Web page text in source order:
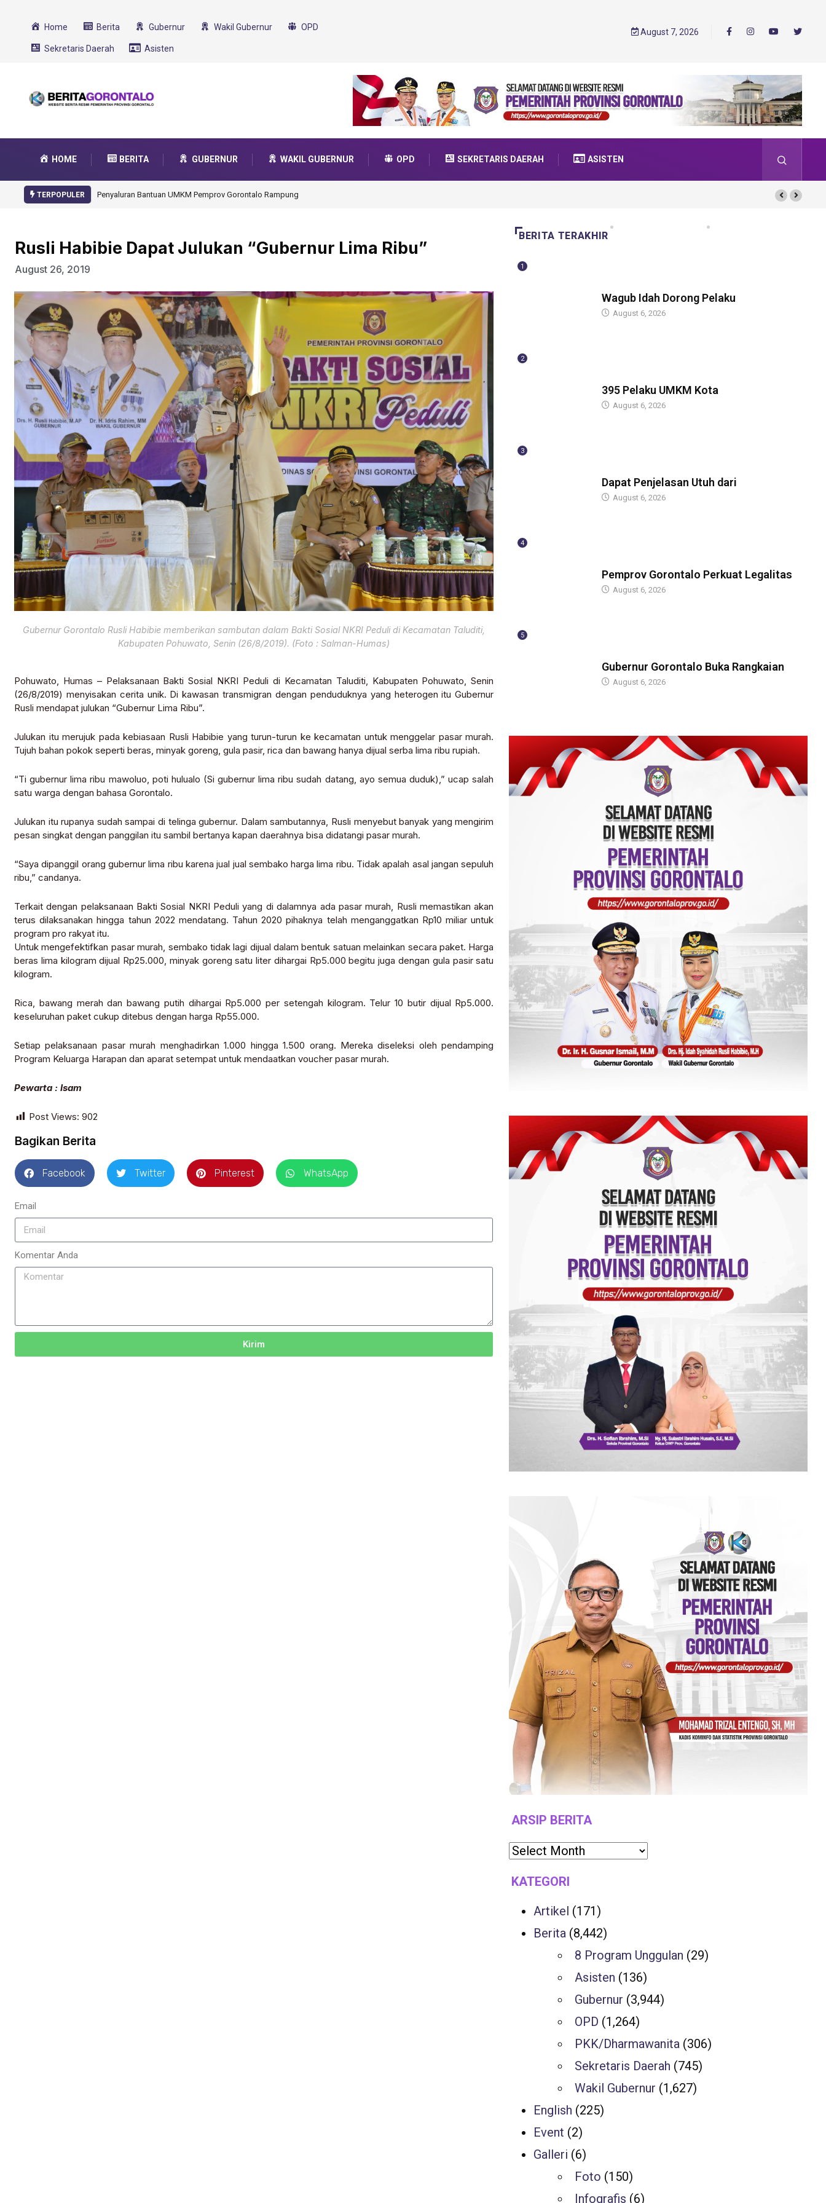
Home Berita Gubernur Wakil Gubernur OPD
Sekretaris Daerah Asisten
August 7, 2026
HOME BERITA GUBERNUR WAKIL GUBERNUR OPD SEKRETARIS DAERAH ASISTEN
TERPOPULER Gorontalo Ikut Dukung Program SMA Unggul Garuda Transformasi 2025
Rusli Habibie Dapat Julukan “Gubernur Lima Ribu”
August 26, 2019
Gubernur Gorontalo Rusli Habibie memberikan sambutan dalam Bakti Sosial NKRI Peduli di Kecamatan Taluditi,
Kabupaten Pohuwato, Senin (26/8/2019). (Foto : Salman-Humas)
Pohuwato, Humas – Pelaksanaan Bakti Sosial NKRI Peduli di Kecamatan Taluditi, Kabupaten Pohuwato, Senin
(26/8/2019) menyisakan cerita unik. Di kawasan transmigran dengan penduduknya yang heterogen itu Gubernur
Rusli mendapat julukan “Gubernur Lima Ribu”.
Julukan itu merujuk pada kebiasaan Rusli Habibie yang turun-turun ke kecamatan untuk menggelar pasar murah.
Tujuh bahan pokok seperti beras, minyak goreng, gula pasir, rica dan bawang hanya dijual serba lima ribu rupiah.
“Ti gubernur lima ribu mawoluo, poti hulualo (Si gubernur lima ribu sudah datang, ayo semua duduk),” ucap salah
satu warga dengan bahasa Gorontalo.
Julukan itu rupanya sudah sampai di telinga gubernur. Dalam sambutannya, Rusli menyebut banyak yang mengirim
pesan singkat dengan panggilan itu sambil bertanya kapan daerahnya bisa didatangi pasar murah.
“Saya dipanggil orang gubernur lima ribu karena jual jual sembako harga lima ribu. Tidak apalah asal jangan sepuluh
ribu,” candanya.
Terkait dengan pelaksanaan Bakti Sosial NKRI Peduli yang di dalamnya ada pasar murah, Rusli memastikan akan
terus dilaksanakan hingga tahun 2022 mendatang. Tahun 2020 pihaknya telah menganggatkan Rp10 miliar untuk
program pro rakyat itu.
Untuk mengefektifkan pasar murah, sembako tidak lagi dijual dalam bentuk satuan melainkan secara paket. Harga
beras lima kilogram dijual Rp25.000, minyak goreng satu liter dihargai Rp5.000 begitu juga dengan gula pasir satu
kilogram.
Rica, bawang merah dan bawang putih dihargai Rp5.000 per setengah kilogram. Telur 10 butir dijual Rp5.000.
keseluruhan paket cukup ditebus dengan harga Rp55.000.
Setiap pelaksanaan pasar murah menghadirkan 1.000 hingga 1.500 orang. Mereka diseleksi oleh pendamping
Program Keluarga Harapan dan aparat setempat untuk mendaatkan voucher pasar murah.
Pewarta : Isam
Post Views: 902
Bagikan Berita
Facebook Twitter Pinterest WhatsApp
Email
Komentar Anda
Kirim
BERITA TERAKHIR
1
Wagub Idah Dorong Pelaku
August 6, 2026
2
395 Pelaku UMKM Kota
August 6, 2026
3
Dapat Penjelasan Utuh dari
August 6, 2026
4
Pemprov Gorontalo Perkuat Legalitas
August 6, 2026
5
Gubernur Gorontalo Buka Rangkaian
August 6, 2026
ARSIP BERITA
KATEGORI
Artikel (171)
Berita (8,442)
8 Program Unggulan (29)
Asisten (136)
Gubernur (3,944)
OPD (1,264)
PKK/Dharmawanita (306)
Sekretaris Daerah (745)
Wakil Gubernur (1,627)
English (225)
Event (2)
Galleri (6)
Foto (150)
Infografis (6)